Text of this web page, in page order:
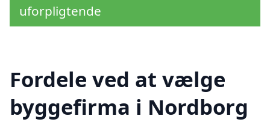
uforpligtende
Fordele ved at vælge
byggefirma i Nordborg